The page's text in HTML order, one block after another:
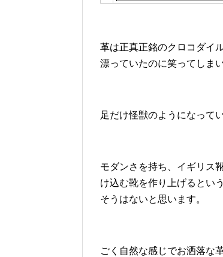
革は正真正銘のクロコダイ
漂っていたのに笑ってしま
足だけ怪獣のようになって
モダンさを持ち、イギリス
け込む靴を作り上げるとい
そうはないと思います。
ごく自然な感じでお洒落な